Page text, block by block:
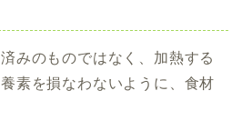
みのものではなく、加熱する
素を損なわないように、食材